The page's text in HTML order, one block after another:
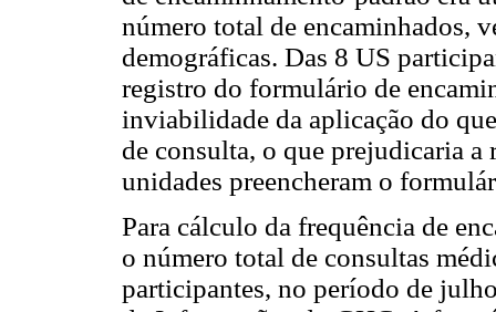
número total de encaminhados,
demográficas. Das 8 US
registro do formulário de
inviabilidade da aplicação do
de consulta, o que prejudicaria
unidades preencheram o
Para cálculo da frequência de
o número total de consultas
participantes, no período de